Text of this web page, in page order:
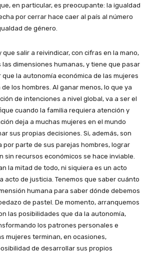
en particular, es preocupante: la igualdad
por cerrar hace caer al país al número
de género.
que salir a reivindicar, con cifras en la mano,
dimensiones humanas, y tiene que pasar
la autonomía económica de las mujeres
los hombres. Al ganar menos, lo que ya
de intenciones a nivel global, va a ser el
cuando la familia requiera atención y
deja a muchas mujeres en el mundo
sus propias decisiones. Si, además, son
por parte de sus parejas hombres, lograr
sin recursos económicos se hace inviable.
la mitad de todo, ni siquiera es un acto
acto de justicia. Tenemos que saber cuánto
humana para saber dónde debemos
de pastel. De momento, arranquemos
las posibilidades que da la autonomía,
los patrones personales e
mujeres terminan, en ocasiones,
de desarrollar sus propios